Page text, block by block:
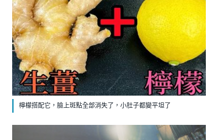
檸檬搭配它，臉上斑點全部消失了，小肚子都變平坦了